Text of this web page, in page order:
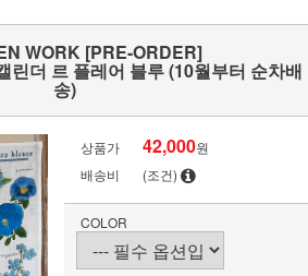
WORK [PRE-ORDER]
린더 르 플레어 블루 (10월부터 순차배
송)
상품가 42,000원
배송비
(조건)
COLOR